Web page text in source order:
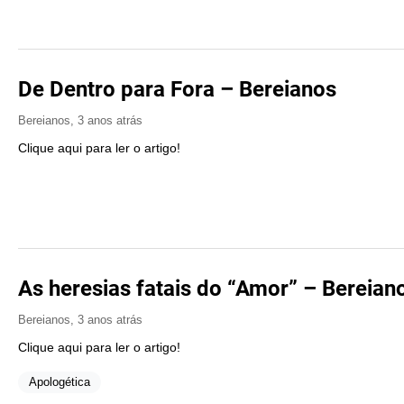
De Dentro para Fora – Bereianos
Bereianos, 3 anos atrás
Clique aqui para ler o artigo!
As heresias fatais do “Amor” –
Bereianos, 3 anos atrás
Clique aqui para ler o artigo!
Apologética